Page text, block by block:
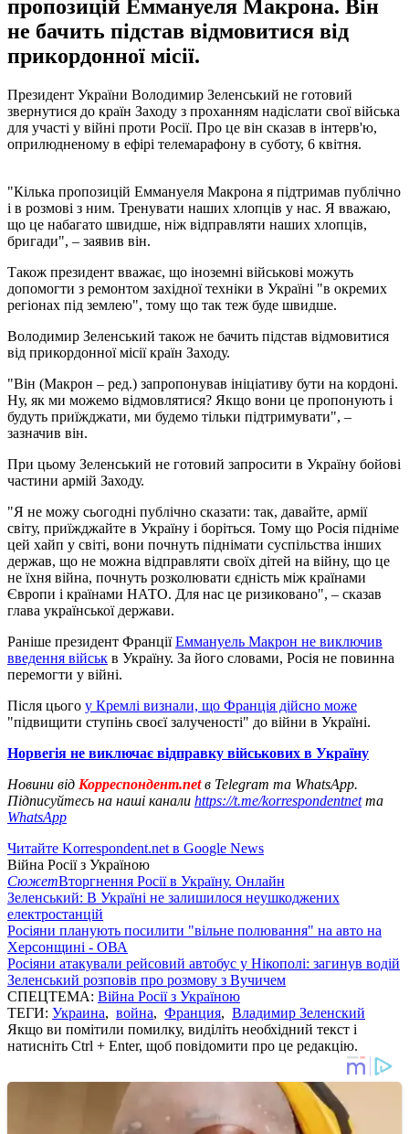
пропозицій Еммануеля Макрона. Він
не бачить підстав відмовитися від
прикордонної місії.
Президент України Володимир Зеленський не готовий
звернутися до країн Заходу з проханням надіслати свої війська
для участі у війні проти Росії. Про це він сказав в інтерв'ю,
оприлюдненому в ефірі телемарафону в суботу, 6 квітня.
"Кілька пропозицій Еммануеля Макрона я підтримав публічно
і в розмові з ним. Тренувати наших хлопців у нас. Я вважаю,
що це набагато швидше, ніж відправляти наших хлопців,
бригади", – заявив він.
Також президент вважає, що іноземні військові можуть
допомогти з ремонтом західної техніки в Україні "в окремих
регіонах під землею", тому що так теж буде швидше.
Володимир Зеленський також не бачить підстав відмовитися
від прикордонної місії країн Заходу.
"Він (Макрон – ред.) запропонував ініціативу бути на кордоні.
Ну, як ми можемо відмовлятися? Якщо вони це пропонують і
будуть приїжджати, ми будемо тільки підтримувати", –
зазначив він.
При цьому Зеленський не готовий запросити в Україну бойові
частини армій Заходу.
"Я не можу сьогодні публічно сказати: так, давайте, армії
світу, приїжджайте в Україну і боріться. Тому що Росія підніме
цей хайп у світі, вони почнуть піднімати суспільства інших
держав, що не можна відправляти своїх дітей на війну, що це
не їхня війна, почнуть розколювати єдність між країнами
Європи і країнами НАТО. Для нас це ризиковано", – сказав
глава української держави.
Раніше президент ФранціїЕммануель Макрон не виключив
введення військ в Україну. За його словами, Росія не повинна
перемогти у війні.
Після цього у Кремлі визнали, що Франція дійсно може
"підвищити ступінь своєї залученості" до війни в Україні.
Норвегія не виключає відправку військових в Україну
Новини від Корреспондент.netв Telegram та WhatsApp.
Підписуйтесь на наші канали https://t.me/korrespondentnetта
WhatsApp
Читайте Korrespondent.net в Google News
Війна Росії з Україною
СюжетВторгнення Росії в Україну. Онлайн
Зеленський: В Україні не залишилося неушкоджених
електростанцій
Росіяни планують посилити "вільне полювання" на авто на
Херсонщині - ОВА
Росіяни атакували рейсовий автобус у Нікополі: загинув водій
Зеленський розповів про розмову з Вучичем
СПЕЦТЕМА: Війна Росії з Україною
ТЕГИ: Украина, война, Франция, Владимир Зеленский
Якщо ви помітили помилку, виділіть необхідний текст і
натисніть Ctrl + Enter, щоб повідомити про це редакцію.